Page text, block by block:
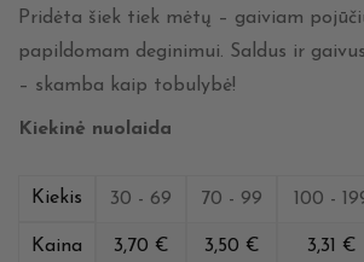
Pridėta šiek tiek mėtų – gaiviam
papildomam deginimui. Saldus ir
– skamba kaip tobulybė!
Kiekinė nuolaida
Kiekis 30 - 69 70 - 99 100 -
Kaina 3,70 € 3,50 € 3,31 €